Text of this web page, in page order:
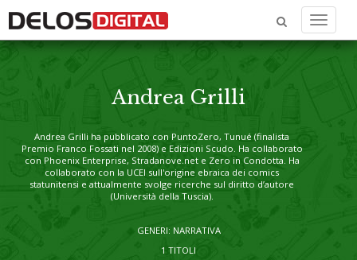
Menu
Andrea Grilli
Andrea Grilli ha pubblicato con PuntoZero, Tunué (finalista
Premio Franco Fossati nel 2008) e Edizioni Scudo. Ha collaborato
con Phoenix Enterprise, Stradanove.net e Zero in Condotta. Ha
collaborato con la UCEI sull'origine ebraica dei comics
statunitensi e attualmente svolge ricerche sul diritto d’autore
(Università della Tuscia).
GENERI: NARRATIVA
1 TITOLI